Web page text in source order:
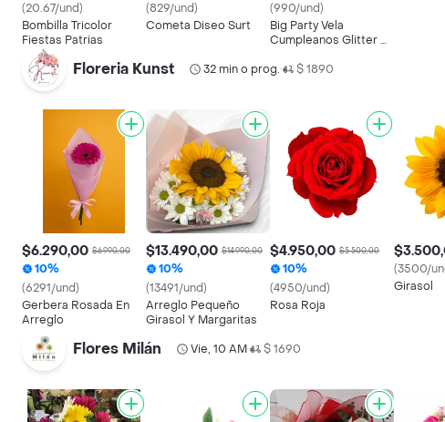
(20.67/und)
Bombilla Tricolor
Fiestas Patrias
(829/und)
Cometa Diseo Surt
(990/und)
Big Party Vela
Cumpleanos Glitter N
Floreria Kunst 32 min o prog.• $ 1890
$6.290,00 $6.990,00
10%
(6291/und)
Gerbera Rosada En
Arreglo
$13.490,00 $14.990,00
10%
(13491/und)
Arreglo Pequeño
Girasol Y Margaritas
$4.950,00 $5.500,00
10%
(4950/und)
Rosa Roja
(3500/
Girasol
Flores Milán Vie, 10 AM• $ 1690